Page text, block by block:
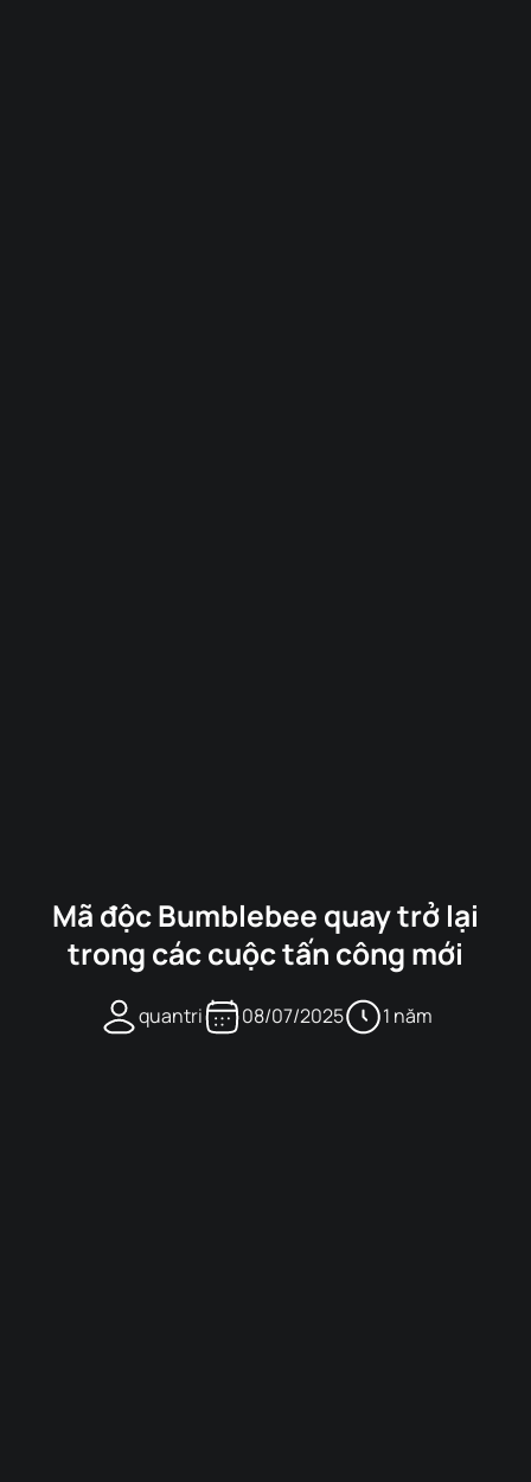
Mã độc Bumblebee quay trở lại
trong các cuộc tấn công mới
quantri 08/07/2025 1 năm